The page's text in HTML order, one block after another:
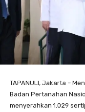
TAPANULI, Jakarta –
Badan Pertanahan
menyerahkan 1.029